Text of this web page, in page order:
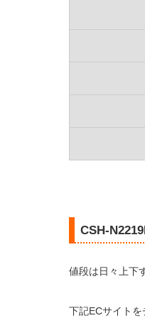
CSH-
値段は日々上下
下記ECサイトを